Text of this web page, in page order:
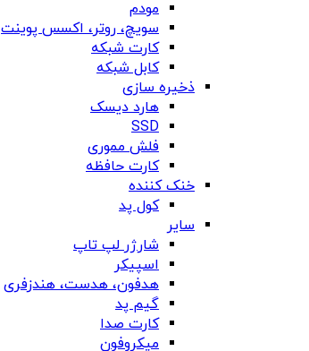
مودم
سویچ، روتر، اکسس پوینت
کارت شبکه
کابل شبکه
ذخیره سازی
هارد دیسک
SSD
فلش مموری
کارت حافظه
خنک کننده
کول پد
سایر
شارژر لپ تاپ
اسپیکر
هدفون، هدست، هندزفری
گیم پد
کارت صدا
میکروفون